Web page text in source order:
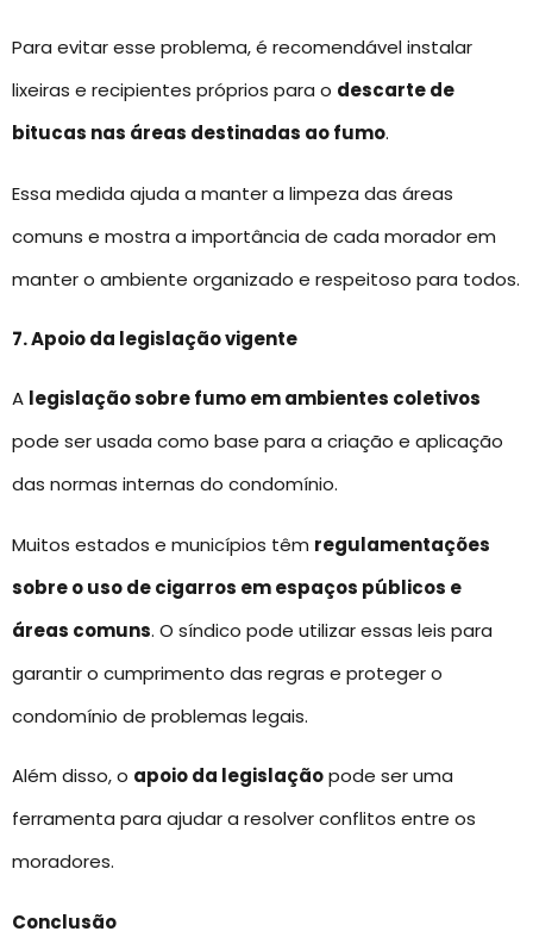
Para evitar esse problema, é recomendável instalar
lixeiras e recipientes próprios para o descarte de
bitucas nas áreas destinadas ao fumo.
Essa medida ajuda a manter a limpeza das áreas
comuns e mostra a importância de cada morador em
manter o ambiente organizado e respeitoso para todos.
7. Apoio da legislação vigente
A legislação sobre fumo em ambientes coletivos
pode ser usada como base para a criação e aplicação
das normas internas do condomínio.
Muitos estados e municípios têm regulamentações
sobre o uso de cigarros em espaços públicos e
áreas comuns. O síndico pode utilizar essas leis para
garantir o cumprimento das regras e proteger o
condomínio de problemas legais.
Além disso, o apoio da legislaçãopode ser uma
ferramenta para ajudar a resolver conflitos entre os
moradores.
Conclusão